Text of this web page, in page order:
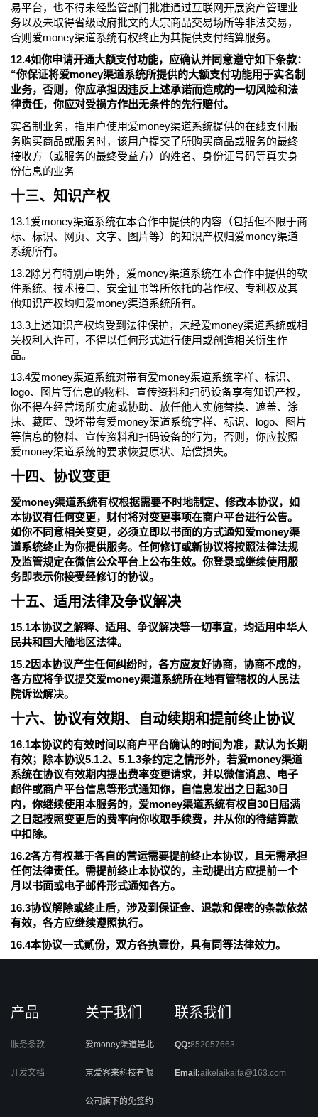
易平台，也不得未经监管部门批准通过互联网开展资产管理业
务以及未取得省级政府批文的大宗商品交易场所等非法交易，
否则爱money渠道系统有权终止为其提供支付结算服务。
12.4如你申请开通大额支付功能，应确认并同意遵守如下条款：
“你保证将爱money渠道系统所提供的大额支付功能用于实名制
业务，否则，你应承担因违反上述承诺而造成的一切风险和法
律责任，你应对受损方作出无条件的先行赔付。
实名制业务，指用户使用爱money渠道系统提供的在线支付服
务购买商品或服务时，该用户提交了所购买商品或服务的最终
接收方（或服务的最终受益方）的姓名、身份证号码等真实身
份信息的业务
十三、知识产权
13.1爱money渠道系统在本合作中提供的内容（包括但不限于商
标、标识、网页、文字、图片等）的知识产权归爱money渠道
系统所有。
13.2除另有特别声明外，爱money渠道系统在本合作中提供的软
件系统、技术接口、安全证书等所依托的著作权、专利权及其
他知识产权均归爱money渠道系统所有。
13.3上述知识产权均受到法律保护，未经爱money渠道系统或相
关权利人许可，不得以任何形式进行使用或创造相关衍生作
品。
13.4爱money渠道系统对带有爱money渠道系统字样、标识、
logo、图片等信息的物料、宣传资料和扫码设备享有知识产权，
你不得在经营场所实施或协助、放任他人实施替换、遮盖、涂
抹、藏匿、毁坏带有爱money渠道系统字样、标识、logo、图片
等信息的物料、宣传资料和扫码设备的行为，否则，你应按照
爱money渠道系统的要求恢复原状、赔偿损失。
十四、协议变更
爱money渠道系统有权根据需要不时地制定、修改本协议，如
本协议有任何变更，财付将对变更事项在商户平台进行公告。
如你不同意相关变更，必须立即以书面的方式通知爱money渠
道系统终止为你提供服务。任何修订或新协议将按照法律法规
及监管规定在微信公众平台上公布生效。你登录或继续使用服
务即表示你接受经修订的协议。
十五、适用法律及争议解决
15.1本协议之解释、适用、争议解决等一切事宜，均适用中华人
民共和国大陆地区法律。
15.2因本协议产生任何纠纷时，各方应友好协商，协商不成的，
各方应将争议提交爱money渠道系统所在地有管辖权的人民法
院诉讼解决。
十六、协议有效期、自动续期和提前终止协议
16.1本协议的有效时间以商户平台确认的时间为准，默认为长期
有效；除本协议5.1.2、5.1.3条约定之情形外，若爱money渠道
系统在协议有效期内提出费率变更请求，并以微信消息、电子
邮件或商户平台信息等形式通知你，自信息发出之日起30日
内，你继续使用本服务的，爱money渠道系统有权自30日届满
之日起按照变更后的费率向你收取手续费，并从你的待结算款
中扣除。
16.2各方有权基于各自的营运需要提前终止本协议，且无需承担
任何法律责任。需提前终止本协议的，主动提出方应提前一个
月以书面或电子邮件形式通知各方。
16.3协议解除或终止后，涉及到保证金、退款和保密的条款依然
有效，各方应继续遵照执行。
16.4本协议一式貳份，双方各执壹份，具有同等法律效力。
产品
服务条款
开发文档
关于我们
爱money渠道是北
京爱客来科技有限
公司旗下的免签约
联系我们
QQ:852057663
Email:aikelaikaifa@163.com